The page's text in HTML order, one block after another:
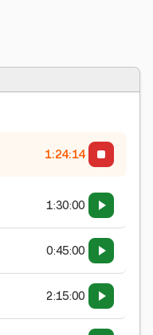
1:24:15
1:30:00
0:45:00
2:15:00